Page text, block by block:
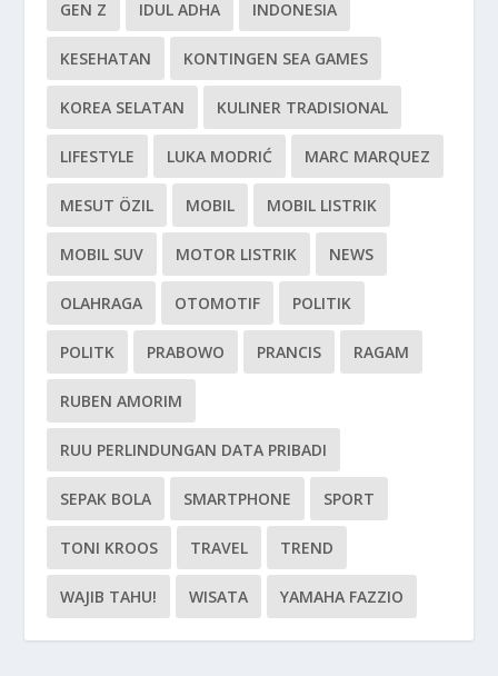
GEN Z IDUL ADHA INDONESIA
KESEHATAN KONTINGEN SEA GAMES
KOREA SELATAN KULINER TRADISIONAL
LIFESTYLE LUKA MODRIĆ MARC MARQUEZ
MESUT ÖZIL MOBIL MOBIL LISTRIK
MOBIL SUV MOTOR LISTRIK NEWS
OLAHRAGA OTOMOTIF POLITIK
POLITK PRABOWO PRANCIS RAGAM
RUBEN AMORIM
RUU PERLINDUNGAN DATA PRIBADI
SEPAK BOLA SMARTPHONE SPORT
TONI KROOS TRAVEL TREND
WAJIB TAHU! WISATA YAMAHA FAZZIO